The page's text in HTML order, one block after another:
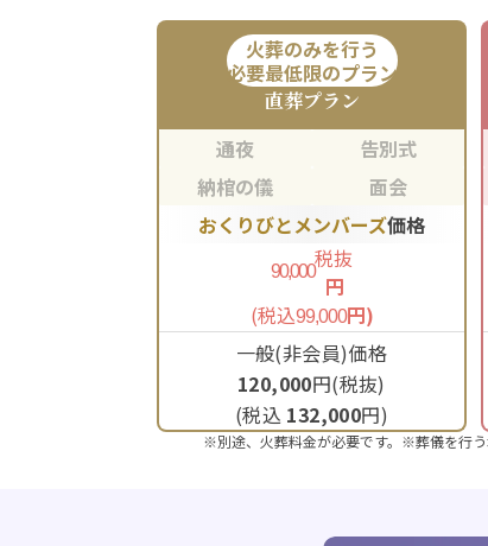
火葬のみを行う
必要最低限のプラン
直葬プラン
通夜
告別式
納棺の儀
面会
おくりびとメンバーズ価格
90,000税抜
円
(税込99,000円)
一般(非会員)価格
120,000円(税抜)
(税込 132,000円)
※別途、火葬料金が必要です。※葬儀を行う